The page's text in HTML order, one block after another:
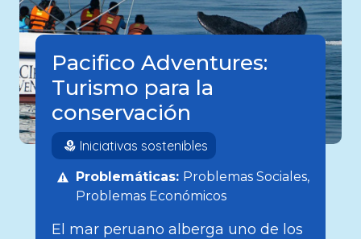
Pacifico Adventures:
Turismo para la
conservación
Iniciativas sostenibles
Problemáticas: Problemas Sociales
Problemas Económicos
El mar peruano alberga uno de los